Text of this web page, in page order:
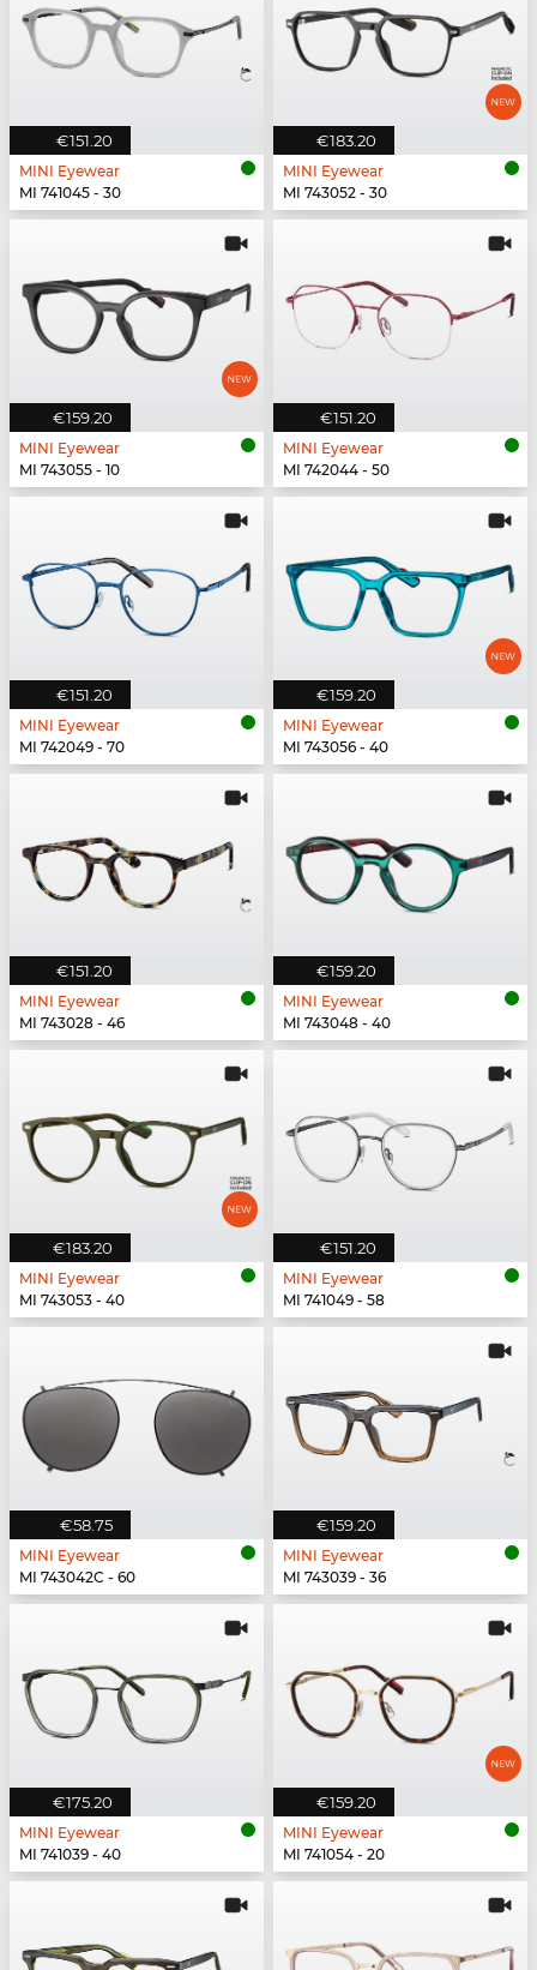
€151.20
MINI Eyewear
MI 741045 - 30
€183.20
MINI Eyewear
MI 743052 - 30
€159.20
MINI Eyewear
MI 743055 - 10
€151.20
MINI Eyewear
MI 742044 - 50
€151.20
MINI Eyewear
MI 742049 - 70
€159.20
MINI Eyewear
MI 743056 - 40
€151.20
MINI Eyewear
MI 743028 - 46
€159.20
MINI Eyewear
MI 743048 - 40
€183.20
MINI Eyewear
MI 743053 - 40
€151.20
MINI Eyewear
MI 741049 - 58
€58.75
MINI Eyewear
MI 743042C - 60
€159.20
MINI Eyewear
MI 743039 - 36
€175.20
MINI Eyewear
MI 741039 - 40
€159.20
MINI Eyewear
MI 741054 - 20